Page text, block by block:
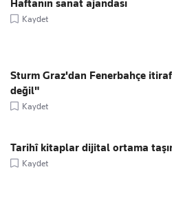
Haftanın sanat ajandası
Kaydet
Sturm Graz'dan Fenerbahçe
değil"
Kaydet
Tarihî kitaplar dijital ortama
Kaydet